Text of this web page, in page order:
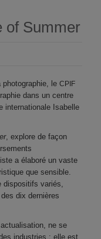
of Summer
photographie, le CPIF
dans un centre
internationale Isabelle
, explore de façon
a élaboré un vaste
que sensible.
dispositifs variés,
dix dernières
ne se
industries : elle est